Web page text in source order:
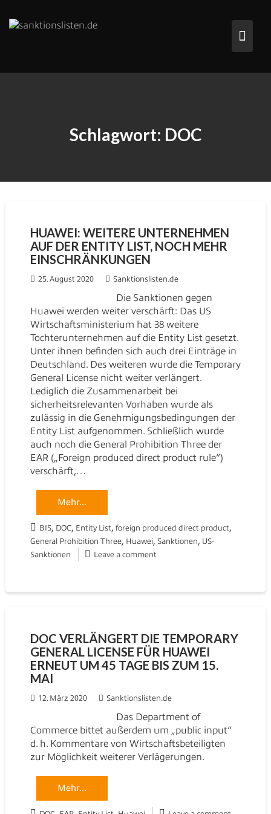
content
Schlagwort: DOC
HUAWEI: WEITERE UNTERNEHMEN
AUF DER ENTITY LIST, NOCH MEHR
EINSCHRÄNKUNGEN
25. August 2020 Sanktionslisten.de
Die Sanktionen gegen
Huawei werden weiter verschärft: Das US
Wirtschaftsministerium hat 38 weitere
Tochterunternehmen auf die Entity List gesetzt.
Unter ihnen befinden sich auch drei Einträge in
Deutschland. Des weiteren wurde die Temporary
General License nicht weiter verlängert.
Lediglich die Zusammenarbeit bei
sicherheitsrelevanten Vorhaben wurde als
zulässig in die Genehmigungsbedingungen der
Entity List aufgenommen. Schließlich wurde
auch noch die General Prohibition Three der
EAR („Foreign produced direct product rule“)
verschärft,…
Mehr...
BIS, DOC, Entity List, foreign produced direct product,
General Prohibition Three, Huawei, Sanktionen, US-
Sanktionen
Leave a comment
DOC VERLÄNGERT DIE TEMPORARY
GENERAL LICENSE FÜR HUAWEI
ERNEUT UM 45 TAGE BIS ZUM 15.
MAI
12. März 2020 Sanktionslisten.de
Das Department of
Commerce bittet außerdem um „public input“
d. h. Kommentare von Wirtschaftsbeteiligten
zur Möglichkeit weiterer Verlägerungen.
Mehr...